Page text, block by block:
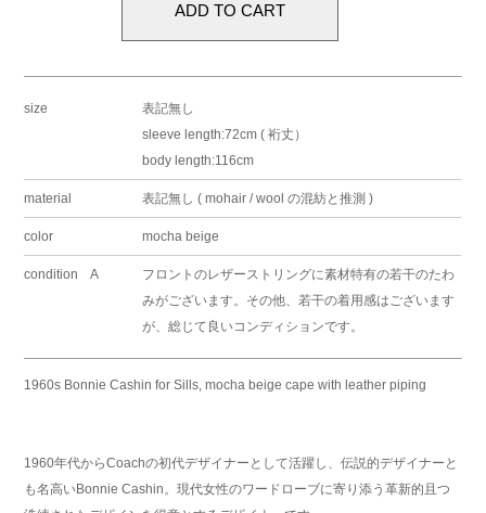
size
表記無し
sleeve length:72cm ( 裄丈）
body length:116cm
material 表記無し ( mohair / wool の混紡と推測 )
color mocha beige
condition A
フロントのレザーストリングに素材特有の若干のたわ
みがございます。その他、若干の着用感はございます
が、総じて良いコンディションです。
1960s Bonnie Cashin for Sills, mocha beige cape with leather piping
1960年代からCoachの初代デザイナーとして活躍し、伝説的デザイナーと
も名高いBonnie Cashin。現代女性のワードローブに寄り添う革新的且つ